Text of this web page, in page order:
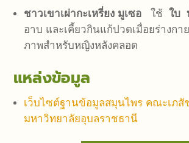
ชาวเขาเผ่ากะเหรี่ยง มูเซอ ใช้ ใบ
อาบ และเคี้ยวกินแก้ปวดเมื่อยร่างกา
ภาพสำหรับหญิงหลังคลอด
แหล่งข้อมูล
เว็บไซต์ฐานข้อมูลสมุนไพร คณะเภสั
มหาวิทยาลัยอุบลราชธานี